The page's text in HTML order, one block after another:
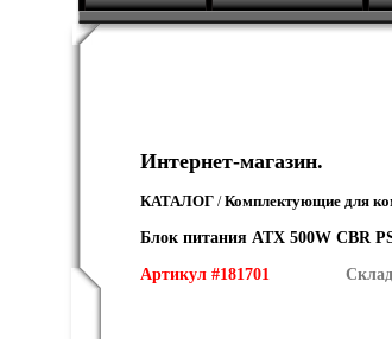
Интернет-магазин.
КАТАЛОГ /Комплектующие для
Блок питания ATX 500W CBR
Артикул #181701